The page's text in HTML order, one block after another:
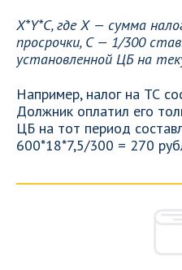
X*Y*C, где Х — сумма
просрочки, C — 1/300
установленной ЦБ на
Например, налог на ТС
Должник оплатил его
ЦБ на тот период
600*18*7,5/300 = 270